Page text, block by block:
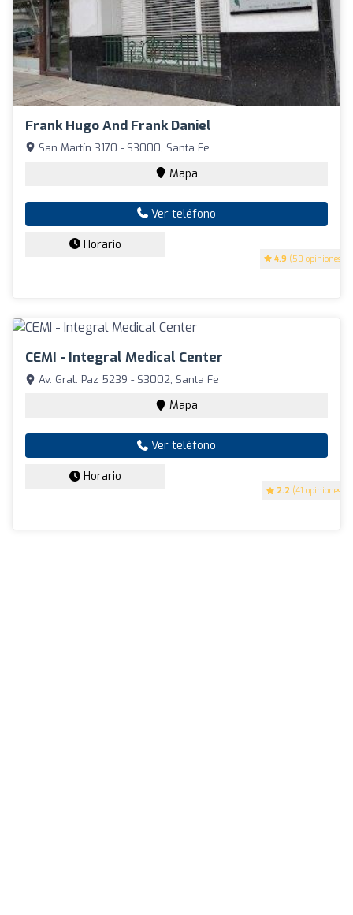
Frank Hugo And Frank Daniel
4.9 (50 opiniones)
San Martín 3170 - S3000, Santa Fe
Mapa
Ver teléfono
Horario
CEMI - Integral Medical Center
2.2 (41 opiniones)
Av. Gral. Paz 5239 - S3002, Santa Fe
Mapa
Ver teléfono
Horario